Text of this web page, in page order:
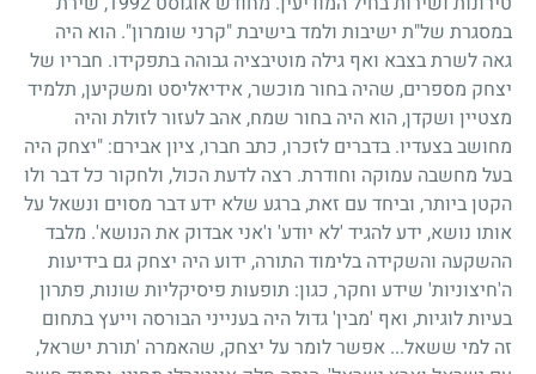
במסגרת של"ת ישיבות ולמד בישיבת "קרני שומרון". הוא היה
גאה לשרת בצבא ואף גילה מוטיבציה גבוהה בתפקידו. חבריו של
יצחק מספרים, שהיה בחור מוכשר, אידיאליסט ומשקיען, תלמיד
מצטיין ושקדן, הוא היה בחור שמח, אהב לעזור לזולת והיה
מחושב בצעדיו. בדברים לזכרו, כתב חברו, ציון אבירם: "יצחק היה
בעל מחשבה עמוקה וחודרת. רצה לדעת הכול, ולחקור כל דבר ולו
הקטן ביותר, וביחד עם זאת, ברגע שלא ידע דבר מסוים ונשאל על
אותו נושא, ידע להגיד 'לא יודע' ו'אני אבדוק את הנושא'. מלבד
ההשקעה והשקידה בלימוד התורה, ידוע היה יצחק גם בידיעות
ה'חיצוניות' שידע וחקר, כגון: תופעות פיסיקליות שונות, פתרון
בעיות לוגיות, ואף 'מבין' גדול היה בענייני הבורסה וייעץ בתחום
זה למי ששאל... אפשר לומר על יצחק, שהאמרה 'תורת ישראל,